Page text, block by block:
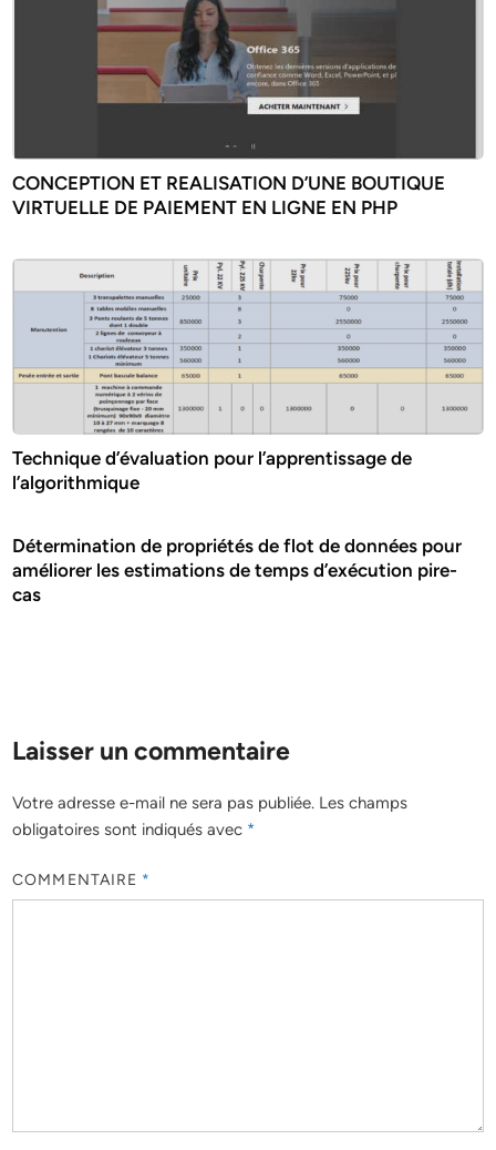
CONCEPTION ET REALISATION D’UNE BOUTIQUE
VIRTUELLE DE PAIEMENT EN LIGNE EN PHP
Technique d’évaluation pour l’apprentissage de
l’algorithmique
Détermination de propriétés de flot de données pour
améliorer les estimations de temps d’exécution pire-
cas
Laisser un commentaire
Votre adresse e-mail ne sera pas publiée. Les champs
obligatoires sont indiqués avec *
COMMENTAIRE *